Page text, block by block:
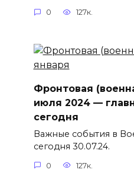
0 127к.
Фронтовая
июля 2024 —
сегодня
Важные события в
сегодня 30.07.24.
0 127к.